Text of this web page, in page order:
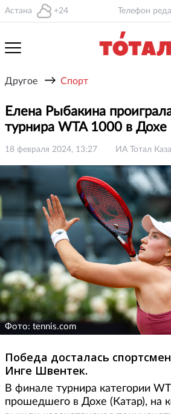
Астана +24 Телефон
Другое → Спорт
Елена Рыбакина
турнира WTA 1000 в Дохе
18 февраля 2024, 13:27 ИА Тотал
Фото: tennis.com
Победа досталась
Инге Швентек.
В финале турнира категории
прошедшего в Дохе (Катар), на